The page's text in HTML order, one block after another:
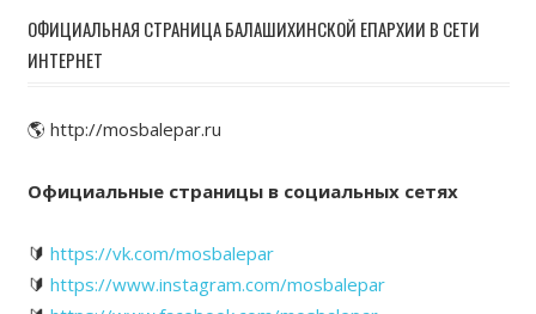
ОФИЦИАЛЬНАЯ СТРАНИЦА БАЛАШИХИНСКОЙ ЕПАРХИИ В СЕТИ
ИНТЕРНЕТ
🌎 http://mosbalepar.ru
Официальные страницы в социальных сетях
🔰 https://vk.com/mosbalepar
🔰 https://www.instagram.com/mosbalepar